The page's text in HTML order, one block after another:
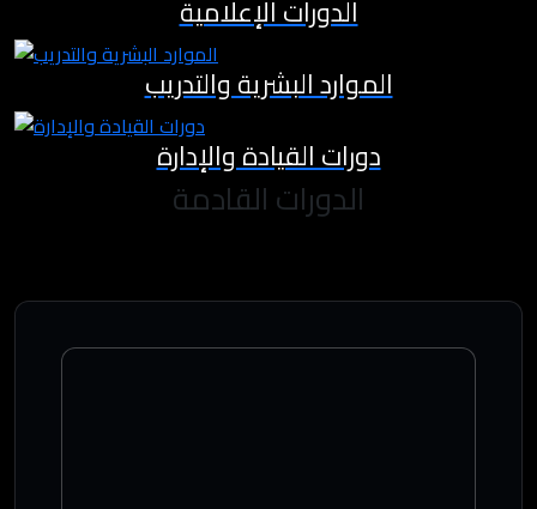
الدورات الإعلامية
الموارد البشرية والتدريب
دورات القيادة والإدارة
الدورات القادمة